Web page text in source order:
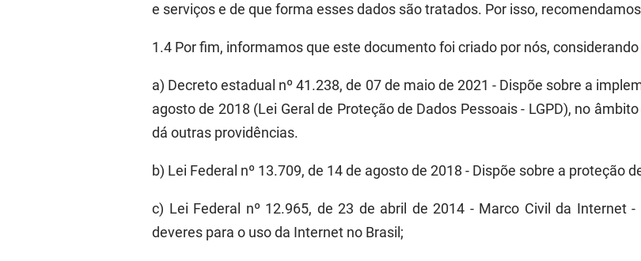
e serviços e de que forma esses dados são tratados. Por isso,
1.4 Por fim, informamos que este documento foi criado por nós,
a) Decreto estadual nº 41.238, de 07 de maio de 2021 - Dispõe sobre a
agosto de 2018 (Lei Geral de Proteção de Dados Pessoais - LGPD), no
dá outras providências.
b) Lei Federal nº 13.709, de 14 de agosto de 2018 - Dispõe sobre a proteção
c) Lei Federal nº 12.965, de 23 de abril de 2014 - Marco Civil da Internet
deveres para o uso da Internet no Brasil;